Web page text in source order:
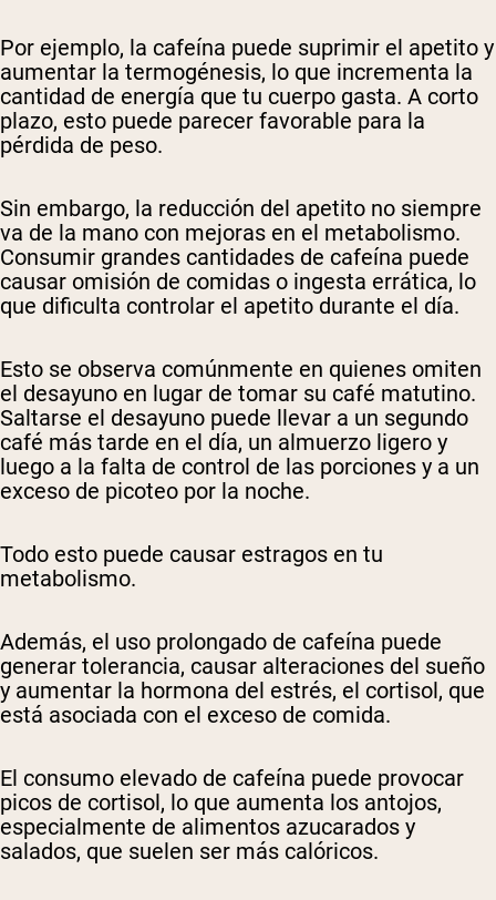
Por ejemplo, la cafeína puede suprimir el apetito y
aumentar la termogénesis, lo que incrementa la
cantidad de energía que tu cuerpo gasta. A corto
plazo, esto puede parecer favorable para la
pérdida de peso.
Sin embargo, la reducción del apetito no siempre
va de la mano con mejoras en el metabolismo.
Consumir grandes cantidades de cafeína puede
causar omisión de comidas o ingesta errática, lo
que dificulta controlar el apetito durante el día.
Esto se observa comúnmente en quienes omiten
el desayuno en lugar de tomar su café matutino.
Saltarse el desayuno puede llevar a un segundo
café más tarde en el día, un almuerzo ligero y
luego a la falta de control de las porciones y a un
exceso de picoteo por la noche.
Todo esto puede causar estragos en tu
metabolismo.
Además, el uso prolongado de cafeína puede
generar tolerancia, causar alteraciones del sueño
y aumentar la hormona del estrés, el cortisol, que
está asociada con el exceso de comida.
El consumo elevado de cafeína puede provocar
picos de cortisol, lo que aumenta los antojos,
especialmente de alimentos azucarados y
salados, que suelen ser más calóricos.